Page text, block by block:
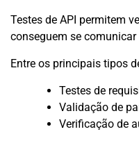
Testes de API permitem
conseguem se comunicar
Entre os principais tipos
Testes de
Validação de
Verificação de